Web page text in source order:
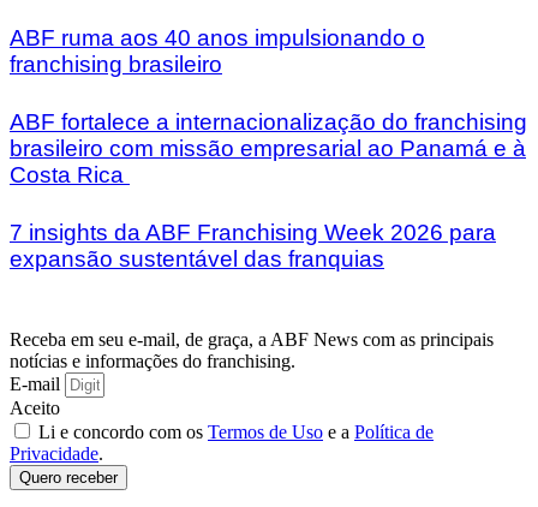
ABF ruma aos 40 anos impulsionando o
franchising brasileiro
ABF fortalece a internacionalização do franchising
brasileiro com missão empresarial ao Panamá e à
Costa Rica
7 insights da ABF Franchising Week 2026 para
expansão sustentável das franquias
Receba em seu e-mail, de graça, a ABF News com as principais
notícias e informações do franchising.
E-mail
Aceito
Li e concordo com os Termos de Uso e a Política de
Privacidade.
Quero receber